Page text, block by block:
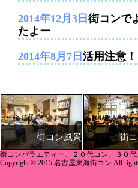
2014年12月3日 街コンで
たよー
2014年8月7日 活用注意
街コン風景 街
街コンバラエティー、２０代コン、３０
Copyright © 2015 名古屋東海街コン All